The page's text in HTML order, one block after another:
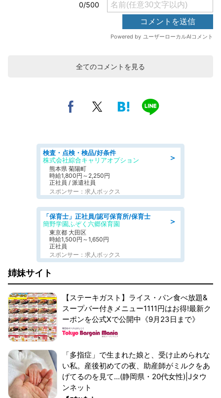
全てのコメントを見る
＞
検査・点検・検品/好条件
株式会社綜合キャリアオプション
熊本県 菊陽町
時給1,800円～2,250円
正社員 / 派遣社員
スポンサー：求人ボックス
＞
「保育士」正社員/認可保育所/保育士
簡野学園ふぞく六郷保育園
東京都 大田区
時給1,500円～1,650円
正社員
スポンサー：求人ボックス
姉妹サイト
【ステーキガスト】ライス・パン食べ放題&
スープバー付きメニュー1111円はお得!最新ク
ーポンを公式Xで公開中《9月23日まで》
「多指症」で生まれた娘と、受け止められな
い私。産後初めての夜、助産師がミルクをあ
げてるのを見て...(静岡県・20代女性)|Jタウ
ンネット